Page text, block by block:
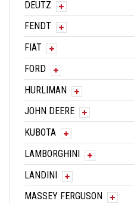
DEUTZ
FENDT
FIAT
FORD
HURLIMAN
JOHN DEERE
KUBOTA
LAMBORGHINI
LANDINI
MASSEY FERGUSON